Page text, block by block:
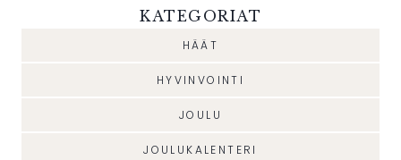
KATEGORIAT
HÄÄT
HYVINVOINTI
JOULU
JOULUKALENTERI